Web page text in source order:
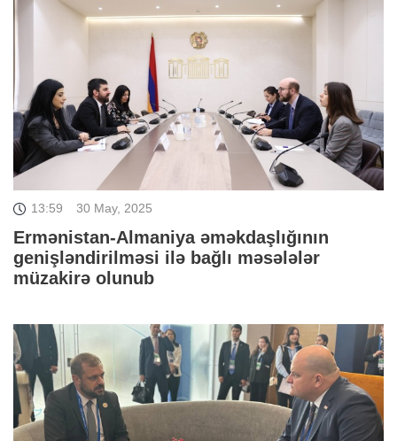
13:59 30 May, 2025
Ermənistan-Almaniya əməkdaşlığının
genişləndirilməsi ilə bağlı məsələlər
müzakirə olunub